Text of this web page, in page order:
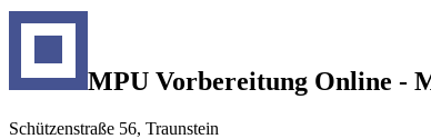
MPU Vorbereitung Online -
Schützenstraße 56, Traunstein